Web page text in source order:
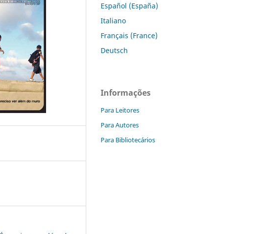
Español (España)
Italiano
Français (France)
Deutsch
Informações
Para Leitores
Para Autores
Para Bibliotecários